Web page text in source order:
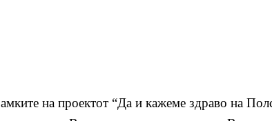
на проектот “Да и кажеме здраво на